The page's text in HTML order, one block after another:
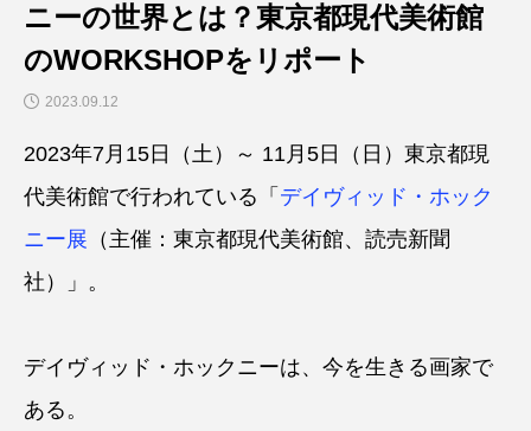
ニーの世界とは？東京都現代美術館
のWORKSHOPをリポート
2023.09.12
2023年7月15日（土）～ 11月5日（日）東京都現
代美術館で行われている「 デイヴィッド・ホック
ニー展 （主催：東京都現代美術館、読売新聞
社）」。
デイヴィッド・ホックニーは、今を生きる画家で
ある。